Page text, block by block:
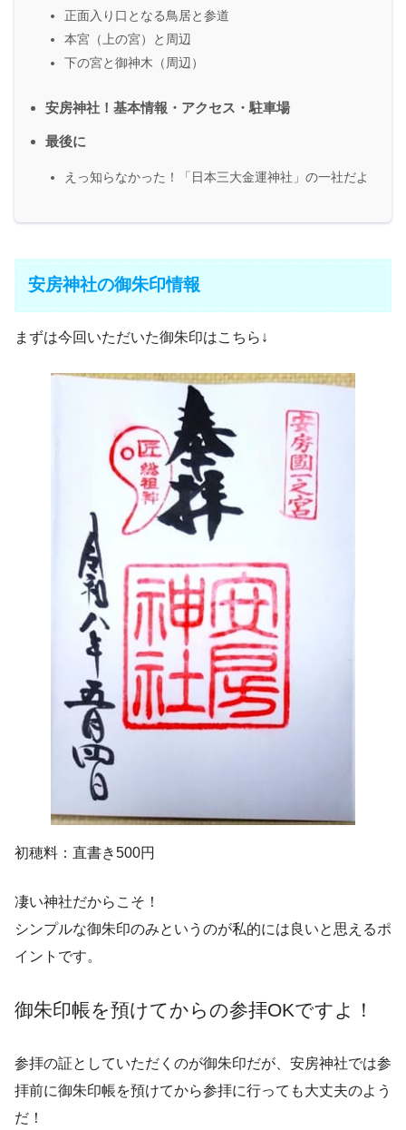
正面入り口となる鳥居と参道
本宮（上の宮）と周辺
下の宮と御神木（周辺）
安房神社！基本情報・アクセス・駐車場
最後に
えっ知らなかった！「日本三大金運神社」の一社だよ
安房神社の御朱印情報
まずは今回いただいた御朱印はこちら↓
初穂料：直書き500円
凄い神社だからこそ！
シンプルな御朱印のみというのが私的には良いと思えるポ
イントです。
御朱印帳を預けてからの参拝OKですよ！
参拝の証としていただくのが御朱印だが、安房神社では参
拝前に御朱印帳を預けてから参拝に行っても大丈夫のよう
だ！